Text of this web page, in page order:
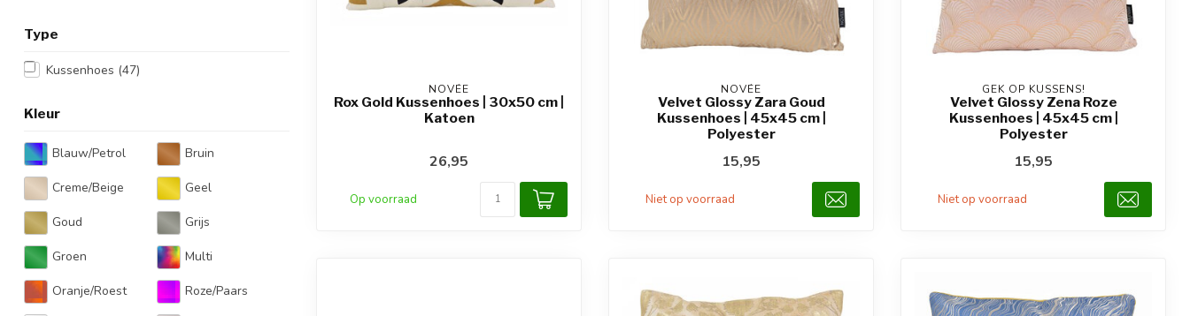
Type
Kussenhoes (47)
Kleur
Blauw/Petrol Bruin
Creme/Beige Geel
Goud Grijs
Groen Multi
Oranje/Roest Roze/Paars
NOVÉE
Rox Gold Kussenhoes | 30x50 cm |
Katoen
26,95
Op voorraad
NOVÉE
Velvet Glossy Zara Goud
Kussenhoes | 45x45 cm |
Polyester
15,95
Niet op voorraad
GEK OP KUSSENS!
Velvet Glossy Zena Roze
Kussenhoes | 45x45 cm |
Polyester
15,95
Niet op voorraad